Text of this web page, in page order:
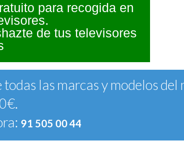
para recogida en
de tus televisores
las marcas y modelos del
91 505 00 44